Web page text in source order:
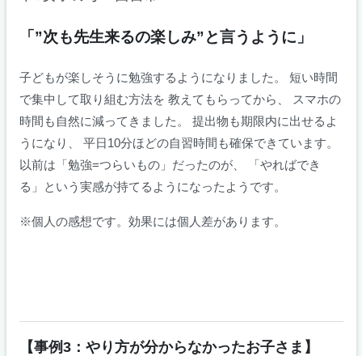
「”次も先生来るの楽しみ”と言うように」
子どもが楽しそうに勉強するようになりました。 短い時間
で集中して取り組む方法を 教えてもらってから、 スマホの
時間も自然に減ってきました。 提出物も期限内に出せるよ
うになり、 平日10分ほどの自習時間も確保できています。
以前は「勉強=つらいもの」だったのが、 「やればでき
る」という実感が持てるようになったようです。
※個人の感想です。効果には個人差があります。
【事例3：やり方が分からなかったお子さま】